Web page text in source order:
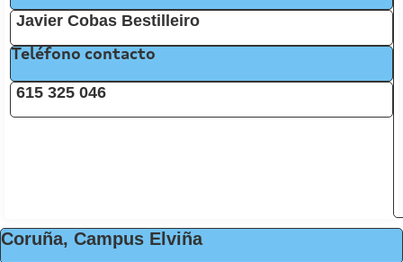
Javier Cobas Bestilleiro
Teléfono contacto
615 325 046
Coruña, Campus Elviña